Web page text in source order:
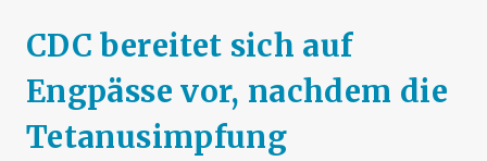
CDC bereitet sich auf
Engpässe vor, nachdem die
Tetanusimpfung